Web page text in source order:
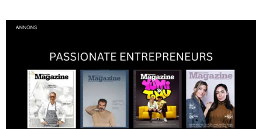
Här i Sverige så finns det en bred mix av olika nationaliteter från hela